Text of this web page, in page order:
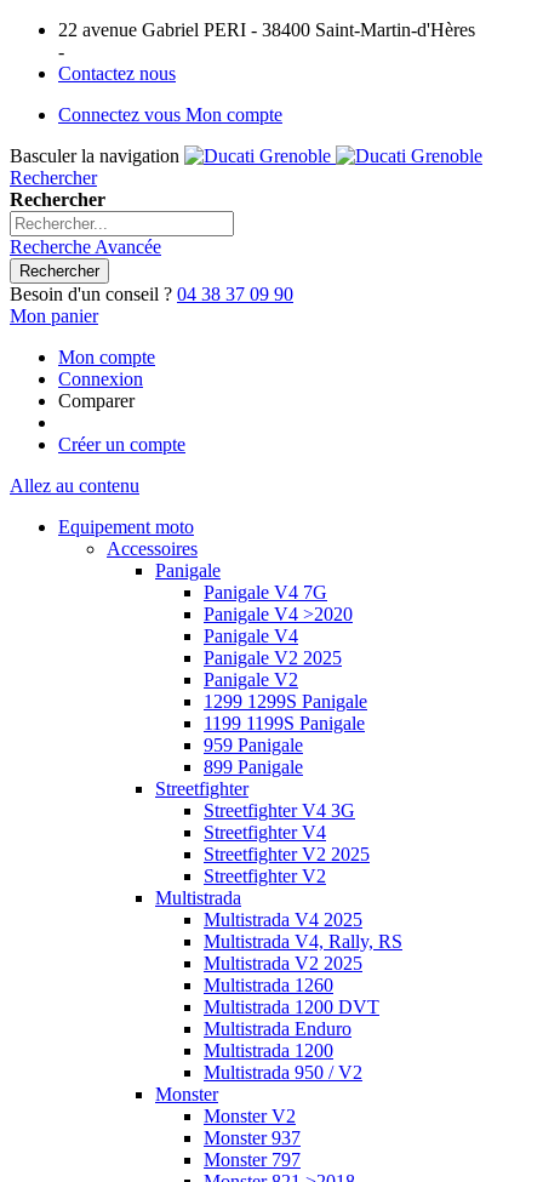
22 avenue Gabriel PERI - 38400 Saint-Martin-d'Hères
-
Contactez nous
Connectez vous Mon compte
Basculer la navigation
Rechercher
Rechercher
Recherche Avancée
Rechercher
Besoin d'un conseil ? 04 38 37 09 90
Mon panier
Mon compte
Connexion
Comparer
Créer un compte
Allez au contenu
Equipement moto
Accessoires
Panigale
Panigale V4 7G
Panigale V4 >2020
Panigale V4
Panigale V2 2025
Panigale V2
1299 1299S Panigale
1199 1199S Panigale
959 Panigale
899 Panigale
Streetfighter
Streetfighter V4 3G
Streetfighter V4
Streetfighter V2 2025
Streetfighter V2
Multistrada
Multistrada V4 2025
Multistrada V4, Rally, RS
Multistrada V2 2025
Multistrada 1260
Multistrada 1200 DVT
Multistrada Enduro
Multistrada 1200
Multistrada 950 / V2
Monster
Monster V2
Monster 937
Monster 797